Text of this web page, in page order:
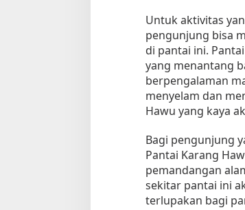
Untuk aktivitas
pengunjung bisa
di pantai ini.
yang menantang
berpengalaman
menyelam dan
Hawu yang kaya
Bagi pengunjung
Pantai Karang
pemandangan
sekitar pantai ini
terlupakan bagi